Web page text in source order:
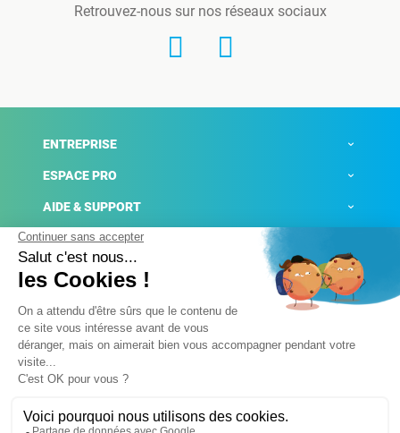
Retrouvez-nous sur nos réseaux sociaux
ENTREPRISE
ESPACE PRO
AIDE & SUPPORT
ACTUALITÉS
Mentions légales
Conditions générales de ventes